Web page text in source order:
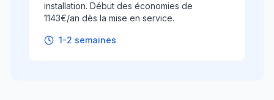
installation. Début des économies de
1143€/an dès la mise en service.
1-2 semaines